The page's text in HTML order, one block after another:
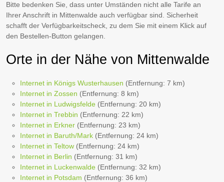
Bitte bedenken Sie, dass unter Umständen nicht alle Tarife an
Ihrer Anschrift in Mittenwalde auch verfügbar sind. Sicherheit
schafft der Verfügbarkeitscheck, zu dem Sie mit einem Klick auf
den Bestellen-Button gelangen.
Orte in der Nähe von Mittenwalde
Internet in Königs Wusterhausen (Entfernung: 7 km)
Internet in Zossen (Entfernung: 8 km)
Internet in Ludwigsfelde (Entfernung: 20 km)
Internet in Trebbin (Entfernung: 22 km)
Internet in Erkner (Entfernung: 23 km)
Internet in Baruth/Mark (Entfernung: 24 km)
Internet in Teltow (Entfernung: 24 km)
Internet in Berlin (Entfernung: 31 km)
Internet in Luckenwalde (Entfernung: 32 km)
Internet in Potsdam (Entfernung: 36 km)